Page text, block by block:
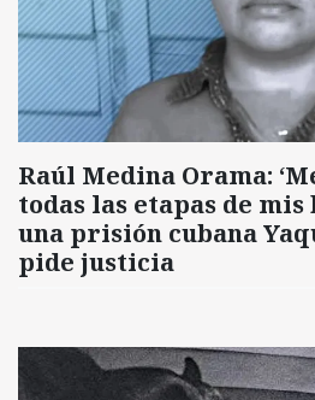
Raúl Medina Orama:
todas las etapas de mis
una prisión cubana
pide justicia